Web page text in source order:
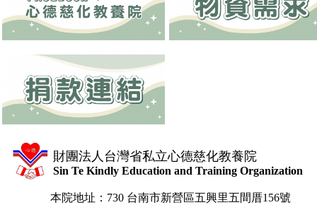
財團法人台灣省私立心德慈化教養院
Sin Te Kindly Education and Training Organization
本院地址：730 台南市新營區五興里五間厝156號